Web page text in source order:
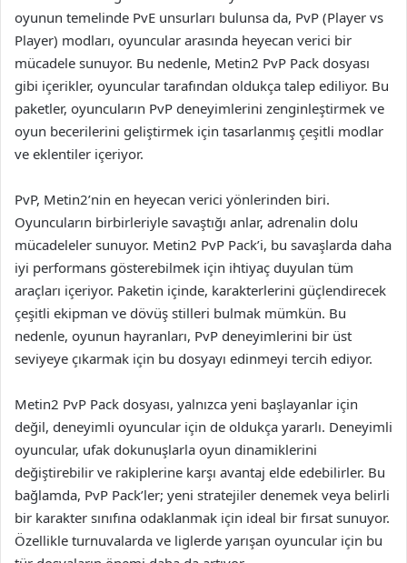
oyunun temelinde PvE unsurları bulunsa da, PvP (Player vs
Player) modları, oyuncular arasında heyecan verici bir
mücadele sunuyor. Bu nedenle, Metin2 PvP Pack dosyası
gibi içerikler, oyuncular tarafından oldukça talep ediliyor. Bu
paketler, oyuncuların PvP deneyimlerini zenginleştirmek ve
oyun becerilerini geliştirmek için tasarlanmış çeşitli modlar
ve eklentiler içeriyor.
PvP, Metin2’nin en heyecan verici yönlerinden biri.
Oyuncuların birbirleriyle savaştığı anlar, adrenalin dolu
mücadeleler sunuyor. Metin2 PvP Pack’i, bu savaşlarda daha
iyi performans gösterebilmek için ihtiyaç duyulan tüm
araçları içeriyor. Paketin içinde, karakterlerini güçlendirecek
çeşitli ekipman ve dövüş stilleri bulmak mümkün. Bu
nedenle, oyunun hayranları, PvP deneyimlerini bir üst
seviyeye çıkarmak için bu dosyayı edinmeyi tercih ediyor.
Metin2 PvP Pack dosyası, yalnızca yeni başlayanlar için
değil, deneyimli oyuncular için de oldukça yararlı. Deneyimli
oyuncular, ufak dokunuşlarla oyun dinamiklerini
değiştirebilir ve rakiplerine karşı avantaj elde edebilirler. Bu
bağlamda, PvP Pack’ler; yeni stratejiler denemek veya belirli
bir karakter sınıfına odaklanmak için ideal bir fırsat sunuyor.
Özellikle turnuvalarda ve liglerde yarışan oyuncular için bu